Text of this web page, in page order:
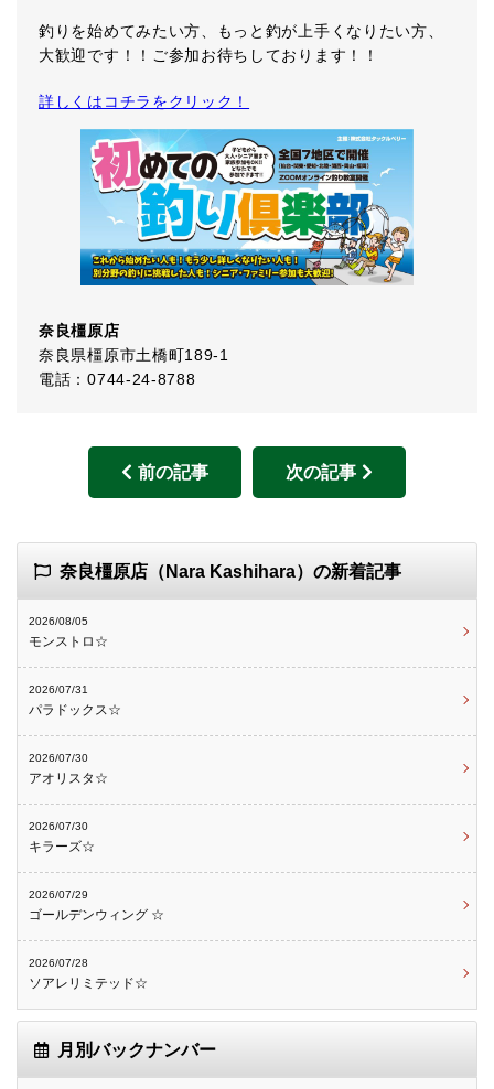
釣りを始めてみたい方、もっと釣が上手くなりたい方、
大歓迎です！！ご参加お待ちしております！！
詳しくはコチラをクリック！
奈良橿原店
奈良県橿原市土橋町189-1
電話：0744-24-8788
前の記事 次の記事
奈良橿原店（Nara Kashihara）の新着記事
2026/08/05
モンストロ☆
2026/07/31
パラドックス☆
2026/07/30
アオリスタ☆
2026/07/30
キラーズ☆
2026/07/29
ゴールデンウィング ☆
2026/07/28
ソアレリミテッド☆
月別バックナンバー